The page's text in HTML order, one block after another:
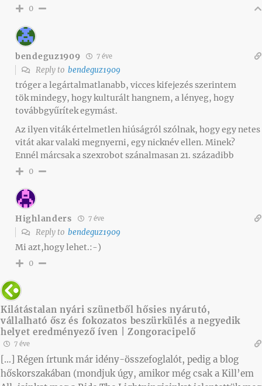
0
bendeguz1909 7 éve
Reply to bendeguz1909
tróger a legártalmatlanabb, vicces kifejezés szerintem
tök mindegy, hogy kulturált hangnem, a lényeg, hogy
továbbgyűrítek egymást.
Az ilyen viták értelmetlen hiúságról szólnak, hogy egy netes
vitát akar valaki megnyerni, egy nicknév ellen. Minek?
Ennél márcsak a szexrobot szánalmasan 21. századibb
0
Highlanders 7 éve
Reply to bendeguz1909
Mi azt,hogy lehet.:-)
0
Kilátástalan nyári szünetből hősies nyárutó,
vállalható ősz és fokozatos beszürkülés a negyedik
helyet eredményező íven | Zongoracipelő
7 éve
[…] Régen írtunk már idény-összefoglalót, pedig a blog
hőskorszakában (mondjuk úgy, amikor még csak a Kill’em